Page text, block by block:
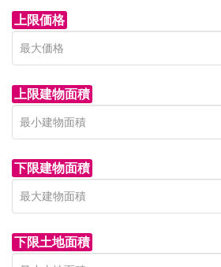
上限価格
上限建物面積
下限建物面積
下限土地面積
青木新築分譲住宅
on call
Price on call